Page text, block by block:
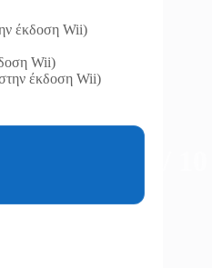
έκδοση Wii)
Wii)
έκδοση Wii)